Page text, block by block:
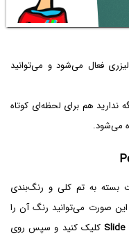
فعال می‌شود و می‌توانید
ندارید هم برای لحظه‌ای کوتاه
می‌شود.
به تم کلی و رنگ‌بندی
صورت می‌توانید رنگ آن را
Slide کلیک کنید و سپس روی